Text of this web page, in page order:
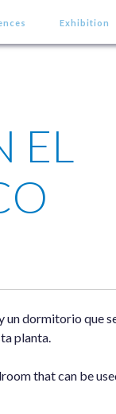
Exhibition
un dormitorio que
planta.
that can be